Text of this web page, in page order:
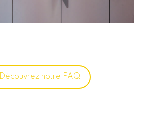
Découvrez notre FAQ